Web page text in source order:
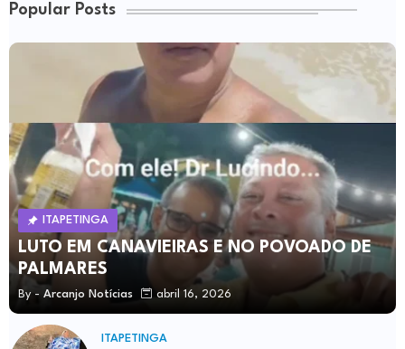
Popular Posts
ITAPETINGA
LUTO EM CANAVIEIRAS E NO POVOADO DE
PALMARES
By - Arcanjo Notícias abril 16, 2026
ITAPETINGA